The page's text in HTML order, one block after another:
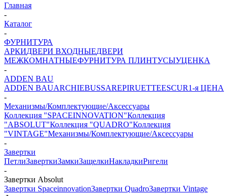
Главная
-
Каталог
-
ФУРНИТУРА
АРКИДВЕРИ ВХОДНЫЕДВЕРИ
МЕЖКОМНАТНЫЕФУРНИТУРА ПЛИНТУСЫУЦЕНКА
-
ADDEN BAU
ADDEN BAUARCHIEBUSSAREPIRUETTEESCUR1-я ЦЕНА
-
Механизмы/Комплектующие/Аксессуары
Коллекция "SPACEINNOVATION"Коллекция
"ABSOLUT"Коллекция "QUADRO"Коллекция
"VINTAGE"Механизмы/Комплектующие/Аксессуары
-
Завертки
ПетлиЗаверткиЗамкиЗащелкиНакладкиРигели
-
Завертки Absolut
Завертки SpaceinnovationЗавертки QuadroЗавертки Vintage